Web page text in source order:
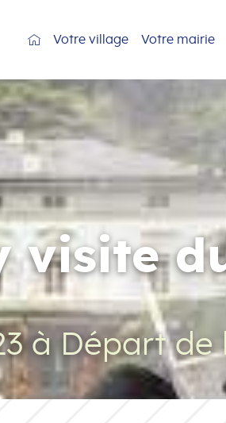
Votre village Votre mairie
visite
à Départ de